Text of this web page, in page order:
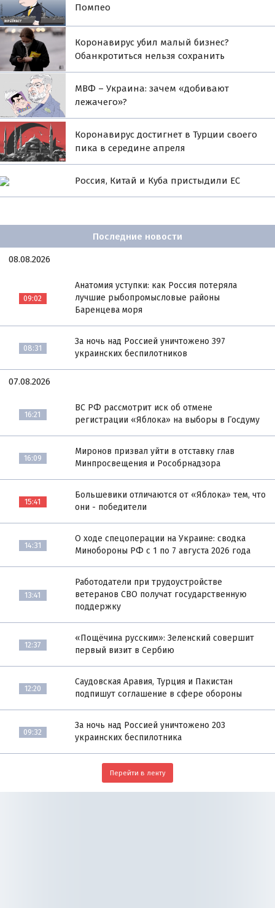
Помпео
Коронавирус убил малый бизнес?
Обанкротиться нельзя сохранить
МВФ – Украина: зачем «добивают
лежачего»?
Коронавирус достигнет в Турции своего
пика в середине апреля
Россия, Китай и Куба пристыдили ЕС
Последние новости
08.08.2026
09:02
Анатомия уступки: как Россия потеряла
лучшие рыбопромысловые районы
Баренцева моря
08:31
За ночь над Россией уничтожено 397
украинских беспилотников
07.08.2026
16:21
ВС РФ рассмотрит иск об отмене
регистрации «Яблока» на выборы в Госдуму
16:09
Миронов призвал уйти в отставку глав
Минпросвещения и Рособрнадзора
15:41
Большевики отличаются от «Яблока» тем, что
они - победители
14:31
О ходе спецоперации на Украине: сводка
Минобороны РФ с 1 по 7 августа 2026 года
13:41
Работодатели при трудоустройстве
ветеранов СВО получат государственную
поддержку
12:37
«Пощёчина русским»: Зеленский совершит
первый визит в Сербию
12:20
Саудовская Аравия, Турция и Пакистан
подпишут соглашение в сфере обороны
09:32
За ночь над Россией уничтожено 203
украинских беспилотника
Перейти в ленту